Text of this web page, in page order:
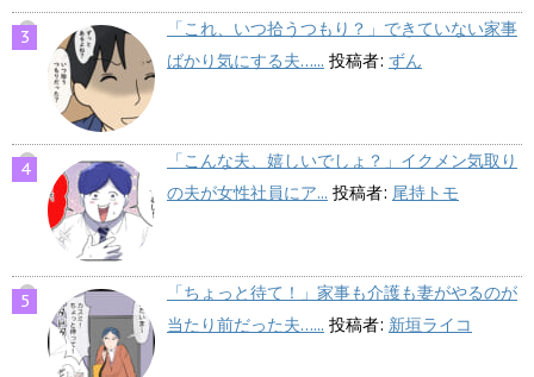
「これ、いつ拾うつもり？」できていない家事
ばかり気にする夫…... 投稿者: ずん
「こんな夫、嬉しいでしょ？」イクメン気取り
の夫が女性社員にア... 投稿者: 尾持トモ
「ちょっと待て！」家事も介護も妻がやるのが
当たり前だった夫…... 投稿者: 新垣ライコ